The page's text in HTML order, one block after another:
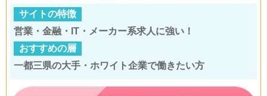
サイトの特徴
営業・金融・IT・メーカー系求人に強い！
おすすめの層
一都三県の大手・ホワイト企業で働きたい方